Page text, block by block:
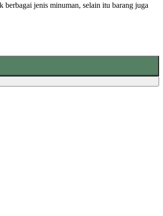
berbagai jenis minuman, selain itu barang juga